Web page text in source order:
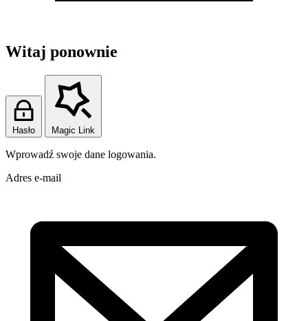
Witaj ponownie
Hasło Magic Link
Wprowadź swoje dane logowania.
Adres e-mail